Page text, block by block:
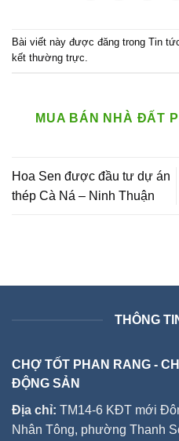
Bài viết này được đăng trong Tin
kết thường trực.
MUA BÁN NHÀ ĐẤT
Hoa Sen được đầu tư dự án
thép Cà Ná – Ninh Thuận
THÔNG
CHỢ TỐT PHAN RANG -
ĐỘNG SẢN
Địa chỉ: TM14-6 KĐT mới
Nhân Tông, phường Thanh